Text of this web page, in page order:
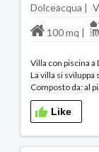
Dolceacqua |
100 mq |
Villa con piscina
La villa si sviluppa
Composto da: al
Like